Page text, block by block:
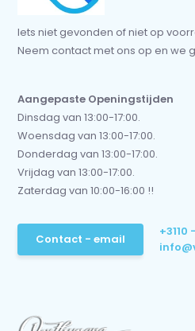
Iets niet gevonden of niet op
Neem contact met ons op en we
Aangepaste Openingstijden
Dinsdag van 13:00-17:00.
Woensdag van 13:00-17:00.
Donderdag van 13:00-17:00.
Vrijdag van 13:00-17:00.
Zaterdag van 10:00-16:00 !!
Contact - email